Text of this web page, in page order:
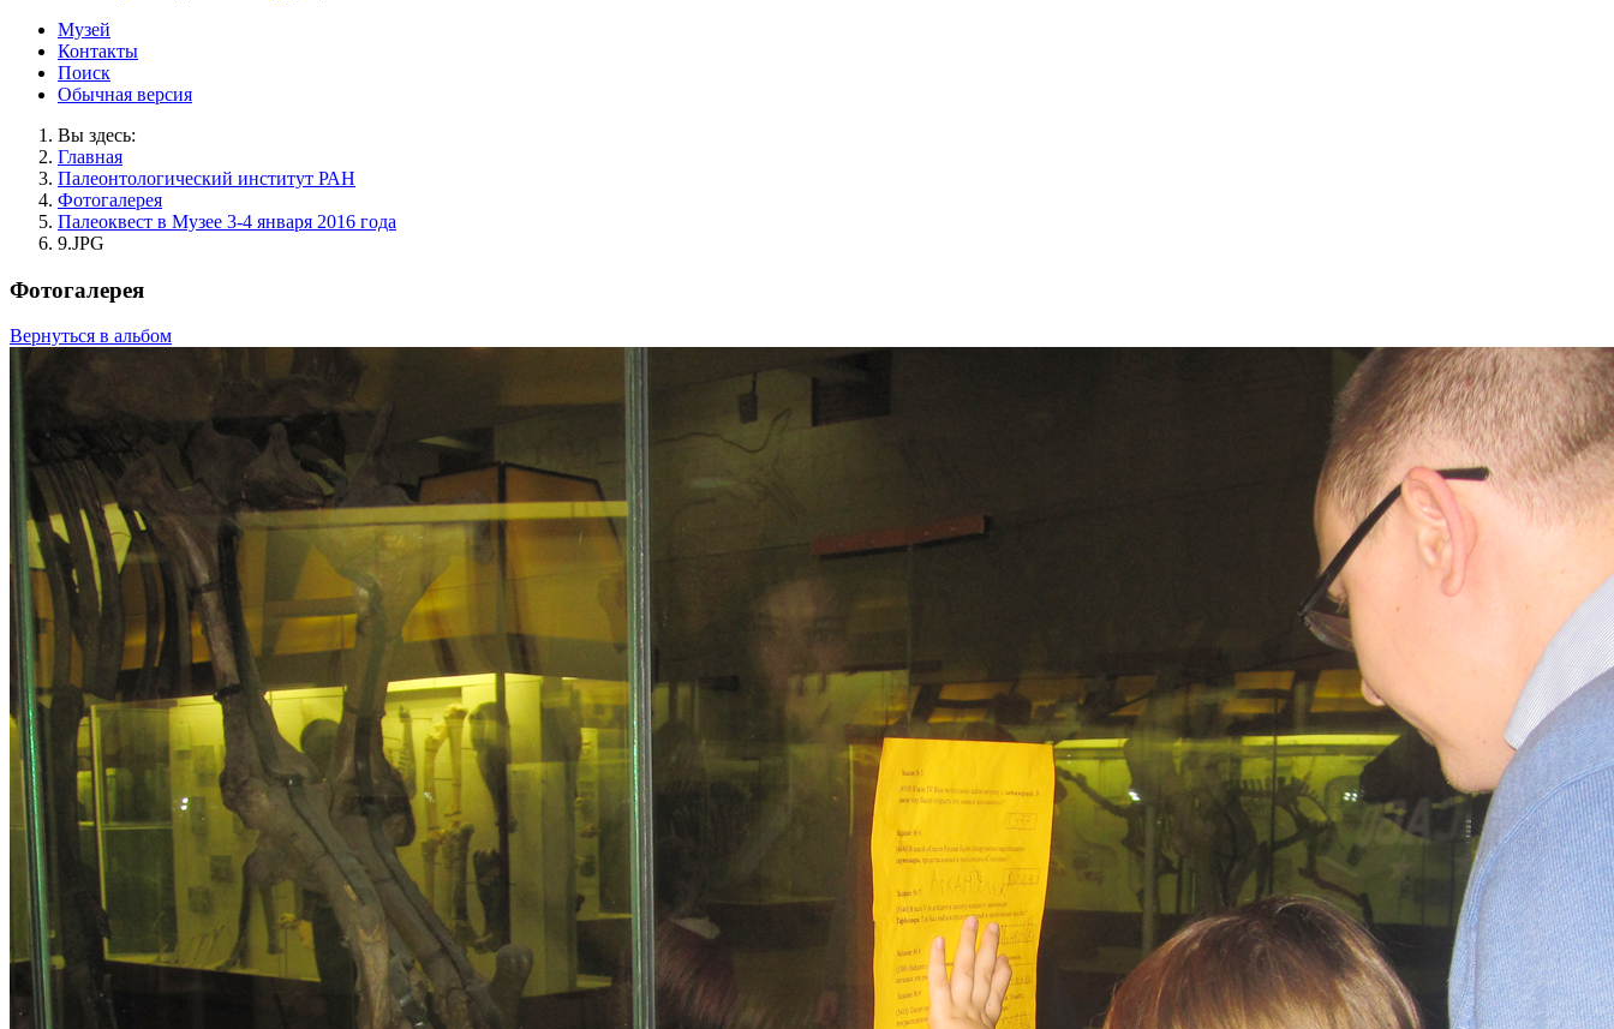
Музей
Контакты
Поиск
Обычная версия
Вы здесь:
Главная
Палеонтологический институт РАН
Фотогалерея
Палеоквест в Музее 3-4 января 2016 года
9.JPG
Фотогалерея
Вернуться в альбом